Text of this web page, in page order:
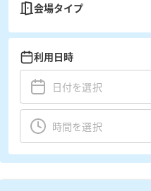
会場タイプ
利用日時